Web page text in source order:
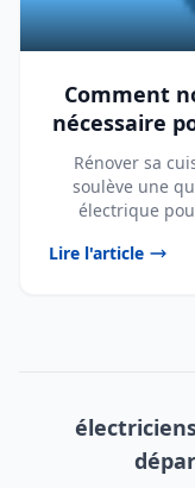
Comment
nécessaire
Rénover sa
soulève une
électrique
Lire l'article